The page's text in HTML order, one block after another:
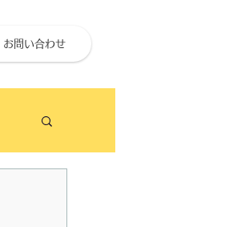
お問い合わせ